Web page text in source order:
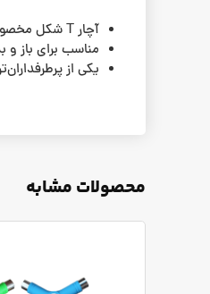
آچار T شکل مخصوص اسکیت‌برد، شامل دو ابزار: آچار مخصوص Y شکل و پیچ‌گوشتی L چهار سو و آلن.
مناسب برای باز
یکی از
محصولات مشابه